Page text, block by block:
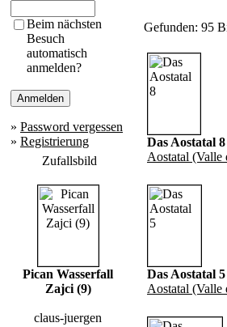
Beim nächsten
Besuch
automatisch
anmelden?
» Password vergessen
» Registrierung
Zufallsbild
Pican Wasserfall
Zajci (9)
claus-juergen
Gefunden: 95
Das Aostatal 8
Aostatal (Valle
Das Aostatal 5
Aostatal (Valle